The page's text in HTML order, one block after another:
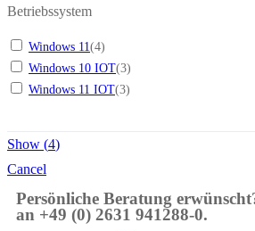
Betriebssystem
Windows 11 (4)
Windows 10 IOT(3)
Windows 11 IOT(3)
Show (4)
Cancel
Persönliche Beratung
an +49 (0) 2631 941288-0.